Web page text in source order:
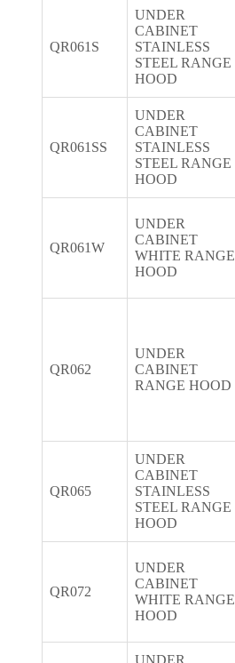
QR061S
UNDER
CABINET
STAINLESS
STEEL RANGE
HOOD
QR061SS
UNDER
CABINET
STAINLESS
STEEL RANGE
HOOD
QR061W
UNDER
CABINET
WHITE RANGE
HOOD
QR062
UNDER
CABINET
RANGE HOOD
QR065
UNDER
CABINET
STAINLESS
STEEL RANGE
HOOD
QR072
UNDER
CABINET
WHITE RANGE
HOOD
UNDER